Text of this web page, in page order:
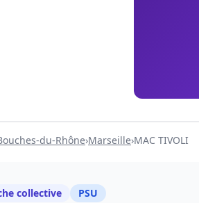
du-Rhône›Marseille›MAC TIVOLI
collective PSU